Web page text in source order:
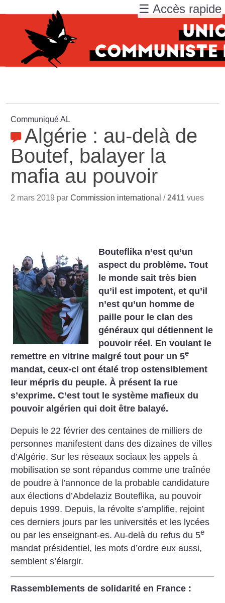
Communiqué AL
Algérie : au-delà de
Boutef, balayer la
mafia au pouvoir
2 mars 2019 parCommission international /2411 vues
Bouteflika n’est qu’un
aspect du problème. Tout
le monde sait très bien
qu’il est impotent, et qu’il
n’est qu’un homme de
paille pour le clan des
généraux qui détiennent le
pouvoir réel. En voulant le
remettre en vitrine malgré tout pour un 5e
mandat, ceux-ci ont étalé trop ostensiblement
leur mépris du peuple. À présent la rue
s’exprime. C’est tout le système mafieux du
pouvoir algérien qui doit être balayé.
Depuis le 22 février des centaines de milliers de
personnes manifestent dans des dizaines de villes
d’Algérie. Sur les réseaux sociaux les appels à
mobilisation se sont répandus comme une traînée
de poudre à l’annonce de la probable candidature
aux élections d’Abdelaziz Bouteflika, au pouvoir
depuis 1999. Depuis, la révolte s’amplifie, rejoint
ces derniers jours par les universités et les lycées
ou par les enseignant-es. Au-delà du refus du 5e
mandat présidentiel, les mots d’ordre eux aussi,
semblent s’élargir.
Rassemblements de solidarité en France :
☰ Accès rapide